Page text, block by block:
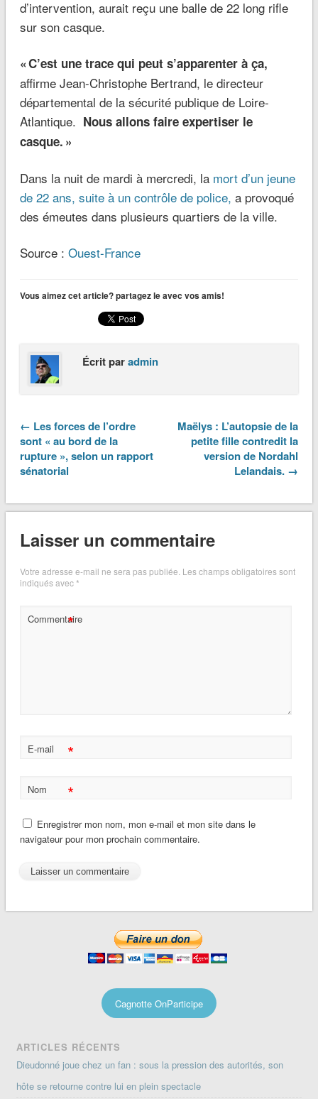
d’intervention, aurait reçu une balle de 22 long rifle
sur son casque.
« C’est une trace qui peut s’apparenter à ça,
affirme Jean-Christophe Bertrand, le directeur
départemental de la sécurité publique de Loire-
Atlantique. Nous allons faire expertiser le
casque. »
Dans la nuit de mardi à mercredi, la mort d’un jeune
de 22 ans, suite à un contrôle de police, a provoqué
des émeutes dans plusieurs quartiers de la ville.
Source : Ouest-France
Vous aimez cet article? partagez le avec vos amis!
Écrit paradmin
← Les forces de l’ordre
sont « au bord de la
rupture », selon un rapport
sénatorial
Maëlys : L’autopsie de la
petite fille contredit la
version de Nordahl
Lelandais. →
Laisser un commentaire
Votre adresse e-mail ne sera pas publiée. Les champs obligatoires sont
indiqués avec*
Commentaire
*
E-mail *
Nom *
Enregistrer mon nom, mon e-mail et mon site dans le
navigateur pour mon prochain commentaire.
Cagnotte OnParticipe
ARTICLES RÉCENTS
Dieudonné joue chez un fan : sous la pression des autorités, son
hôte se retourne contre lui en plein spectacle